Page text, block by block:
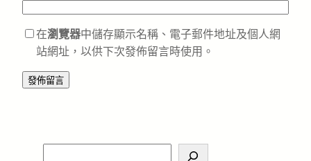
在瀏覽器中儲存顯示名稱、電子郵件地址及個人網
站網址，以供下次發佈留言時使用。